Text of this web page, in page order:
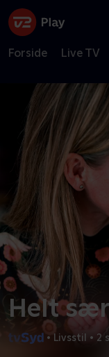
Forside Live TV
Helt
• Livsstil • 2